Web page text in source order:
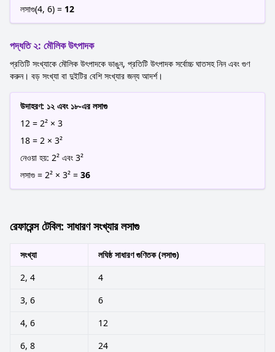
লসাগু(4, 6) = 12
পদ্ধতি ২: মৌলিক উৎপাদক
প্রতিটি সংখ্যাকে মৌলিক উৎপাদকে ভাঙুন, প্রতিটি উৎপাদক সর্বোচ্চ ঘাতসহ নিন এবং গুণ
করুন। বড় সংখ্যা বা দুইটির বেশি সংখ্যার জন্য আদর্শ।
উদাহরণ: ১২ এবং ১৮-এর লসাগু
12 = 2² × 3
18 = 2 × 3²
নেওয়া হয়: 2² এবং 3²
লসাগু = 2² × 3² = 36
রেফারেন্স টেবিল: সাধারণ সংখ্যার লসাগু
সংখ্যা
লঘিষ্ঠ সাধারণ গুণিতক (লসাগু)
2, 4
4
3, 6
6
4, 6
12
6, 8
24